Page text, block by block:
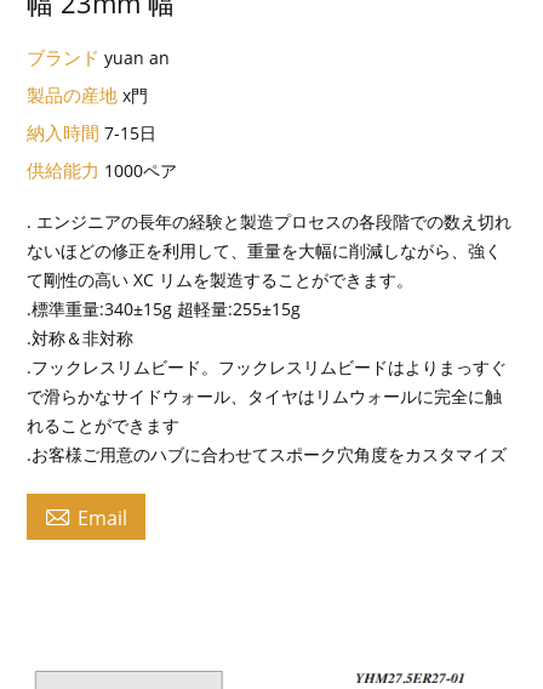
ブランドyuan an
製品の産地x門
納入時間7-15日
供給能力 1000ペア
. エンジニアの長年の経験と製造プロセスの各段階での数え切れ
ないほどの修正を利用して、重量を大幅に削減しながら、強く
て剛性の高い XC リムを製造することができます。
.標準重量:340±15g 超軽量:255±15g
.対称＆非対称
.フックレスリムビード。フックレスリムビードはよりまっすぐ
で滑らかなサイドウォール、タイヤはリムウォールに完全に触
れることができます
.お客様ご用意のハブに合わせてスポーク穴角度をカスタマイズ
 Email